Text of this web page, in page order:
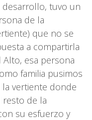
desarrollo, tuvo un
de la
que no se
a compartirla
esa persona
familia pusimos
vertiente donde
resto de la
su esfuerzo y